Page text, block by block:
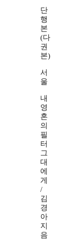
단
행
본
(다
권
본)
서
울
내
영
혼
의
필
터
그
대
에
게
/
김
경
아
지
음